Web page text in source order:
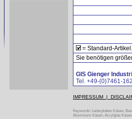
= Standard-
Sie benötigen
GIS Gienger
Tel. +49-(0)7461-
IMPRESSUM |
Keywords: Leiterplatten fräsen,
Aluminium fräsen, Acrylglas